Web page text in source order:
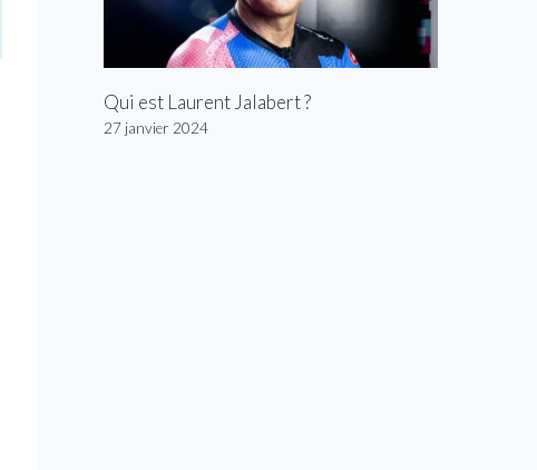
Qui est Laurent Jalabert ?
27 janvier 2024